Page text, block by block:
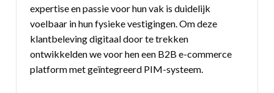
expertise en passie voor hun vak is duidelijk
voelbaar in hun fysieke vestigingen. Om deze
klantbeleving digitaal door te trekken
ontwikkelden we voor hen een B2B e-commerce
platform met geïntegreerd PIM-systeem.